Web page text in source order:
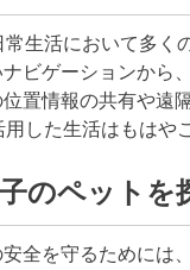
生活において多く
ビゲーションから
置情報の共有や遠
した生活はもはや
のペットを
全を守るためには